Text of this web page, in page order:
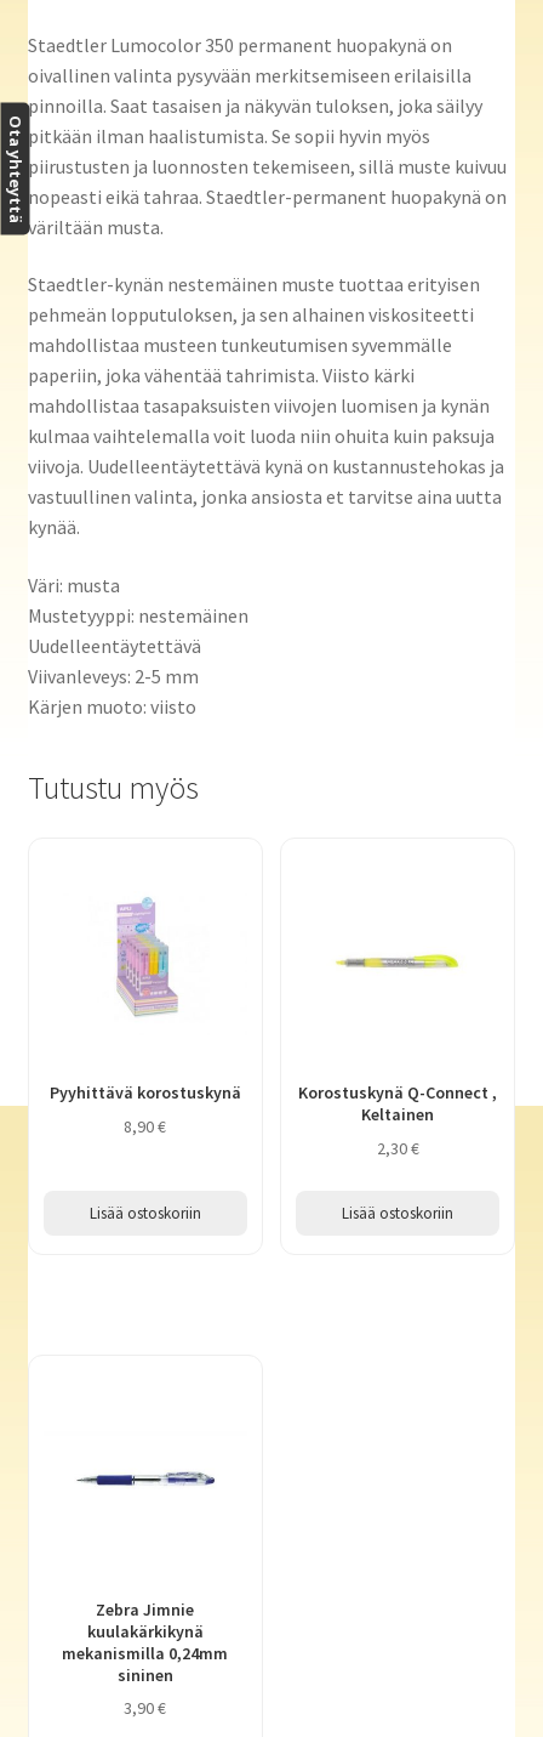
Staedtler Lumocolor 350 permanent huopakynä on
oivallinen valinta pysyvään merkitsemiseen erilaisilla
pinnoilla. Saat tasaisen ja näkyvän tuloksen, joka säilyy
pitkään ilman haalistumista. Se sopii hyvin myös
piirustusten ja luonnosten tekemiseen, sillä muste kuivuu
nopeasti eikä tahraa. Staedtler-permanent huopakynä on
väriltään musta.
Staedtler-kynän nestemäinen muste tuottaa erityisen
pehmeän lopputuloksen, ja sen alhainen viskositeetti
mahdollistaa musteen tunkeutumisen syvemmälle
paperiin, joka vähentää tahrimista. Viisto kärki
mahdollistaa tasapaksuisten viivojen luomisen ja kynän
kulmaa vaihtelemalla voit luoda niin ohuita kuin paksuja
viivoja. Uudelleentäytettävä kynä on kustannustehokas ja
vastuullinen valinta, jonka ansiosta et tarvitse aina uutta
kynää.
Väri: musta
Mustetyyppi: nestemäinen
Uudelleentäytettävä
Viivanleveys: 2-5 mm
Kärjen muoto: viisto
Tutustu myös
Pyyhittävä korostuskynä
8,90€
Lisää ostoskoriin
Korostuskynä Q-Connect ,
Keltainen
2,30€
Lisää ostoskoriin
Zebra Jimnie
kuulakärkikynä
mekanismilla 0,24mm
sininen
3,90€
Ota yhteyttä